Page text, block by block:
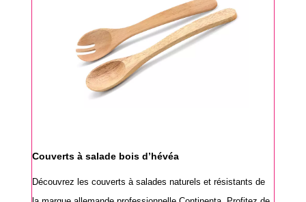
Couverts à salade bois d’hévéa
Découvrez les couverts à salades naturels et résistants de